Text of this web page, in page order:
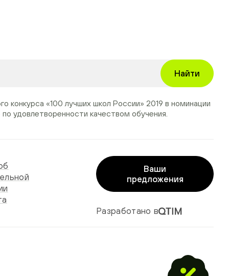
Найти
конкурса «100 лучших школ России» 2019 в номинации
по удовлетворенности качеством обучения.
Ваши
предложения
Разработано в